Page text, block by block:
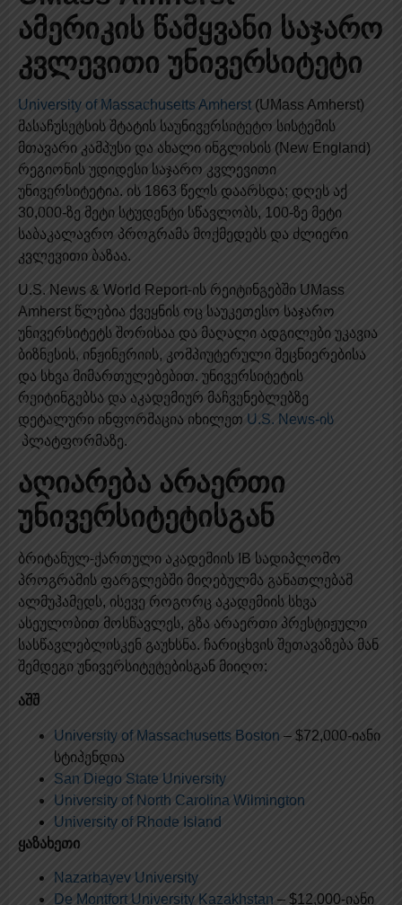
ამერიკის წამყვანი საჯარო
კვლევითი უნივერსიტეტი
University of Massachusetts Amherst (UMass Amherst)
მასაჩუსეტსის შტატის საუნივერსიტეტო სისტემის
მთავარი კამპუსი და ახალი ინგლისის (New England)
რეგიონის უდიდესი საჯარო კვლევითი
უნივერსიტეტია. ის 1863 წელს დაარსდა; დღეს აქ
30,000-ზე მეტი სტუდენტი სწავლობს, 100-ზე მეტი
საბაკალავრო პროგრამა მოქმედებს და ძლიერი
კვლევითი ბაზაა.
U.S. News & World Report-ის რეიტინგებში UMass
Amherst წლებია ქვეყნის ოც საუკეთესო საჯარო
უნივერსიტეტს შორისაა და მაღალი ადგილები უკავია
ბიზნესის, ინჟინერიის, კომპიუტერული მეცნიერებისა
და სხვა მიმართულებებით. უნივერსიტეტის
რეიტინგებსა და აკადემიურ მაჩვენებლებზე
დეტალური ინფორმაცია იხილეთ U.S. News-ის
პლატფორმაზე.
აღიარება არაერთი
უნივერსიტეტისგან
ბრიტანულ-ქართული აკადემიის IB სადიპლომო
პროგრამის ფარგლებში მიღებულმა განათლებამ
ალმუჰამედს, ისევე როგორც აკადემიის სხვა
ასეულობით მოსწავლეს, გზა არაერთი პრესტიჟული
სასწავლებლისკენ გაუხსნა. ჩარიცხვის შეთავაზება მან
შემდეგი უნივერსიტეტებისგან მიიღო:
აშშ
University of Massachusetts Boston – $72,000-იანი
სტიპენდია
San Diego State University
University of North Carolina Wilmington
University of Rhode Island
ყაზახეთი
Nazarbayev University
De Montfort University Kazakhstan – $12,000-იანი